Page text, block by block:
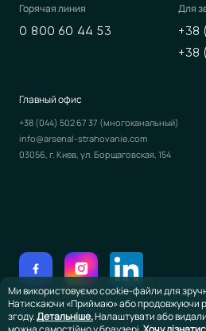
Горячая линия
0 800 60 44 53
Для
+38
+38
Главный офис
+38 (044) 502 67 37 (многоканальный)
info@arsenal-strahovanie.com
03056, г. Киев, ул. Борщаговская, 154
Ми використовуємо cookie-файли для
Натискаючи «Приймаю» або продовжуючи
згоду.Детальніше.Налаштувати або